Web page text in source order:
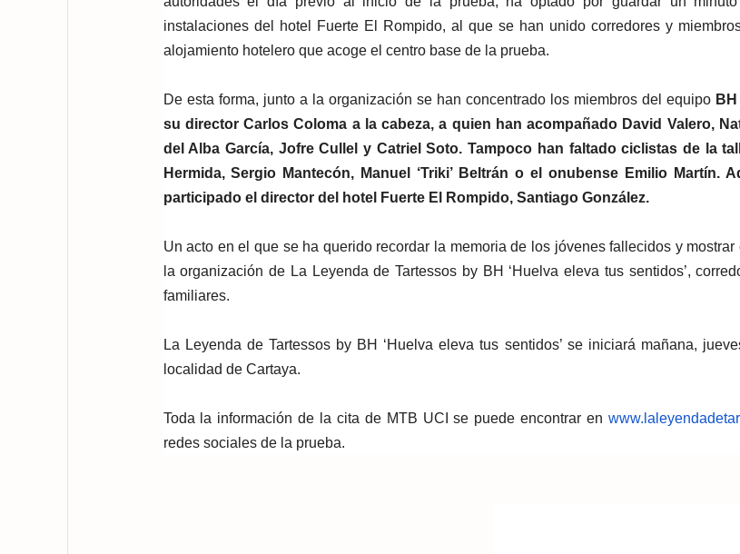
instalaciones del hotel Fuerte El Rompido, al que se han unido corredores y
alojamiento hotelero que acoge el centro base de la prueba.
De esta forma, junto a la organización se han concentrado los miembros del equipo
su director Carlos Coloma a la cabeza, a quien han acompañado David Valero,
del Alba García, Jofre Cullel y Catriel Soto. Tampoco han faltado ciclistas de la
Hermida, Sergio Mantecón, Manuel ‘Triki’ Beltrán o el onubense Emilio Martín.
participado el director del hotel Fuerte El Rompido, Santiago González.
Un acto en el que se ha querido recordar la memoria de los jóvenes fallecidos y
la organización de La Leyenda de Tartessos by BH ‘Huelva eleva tus sentidos’,
familiares.
La Leyenda de Tartessos by BH ‘Huelva eleva tus sentidos’ se iniciará mañana,
localidad de Cartaya.
Toda la información de la cita de MTB UCI se puede encontrar en
redes sociales de la prueba.